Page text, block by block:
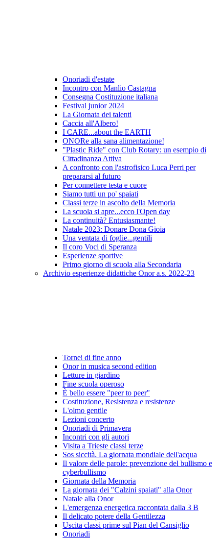
Onoriadi d'estate
Incontro con Manlio Castagna
Consegna Costituzione italiana
Festival junior 2024
La Giornata dei talenti
Caccia all'Albero!
I CARE...about the EARTH
ONORe alla sana alimentazione!
"Plastic Ride" con Club Rotary: un esempio di
Cittadinanza Attiva
A confronto con l'astrofisico Luca Perri per
prepararsi al futuro
Per connettere testa e cuore
Siamo tutti un po' spaiati
Classi terze in ascolto della Memoria
La scuola si apre...ecco l'Open day
La continuità? Entusiasmante!
Natale 2023: Donare Dona Gioia
Una ventata di foglie...gentili
Il coro Voci di Speranza
Esperienze sportive
Primo giorno di scuola alla Secondaria
Archivio esperienze didattiche Onor a.s. 2022-23
Tornei di fine anno
Onor in musica second edition
Letture in giardino
Fine scuola operoso
È bello essere "peer to peer"
Costituzione, Resistenza e resistenze
L'olmo gentile
Lezioni concerto
Onoriadi di Primavera
Incontri con gli autori
Visita a Trieste classi terze
Sos siccità. La giornata mondiale dell'acqua
Il valore delle parole: prevenzione del bullismo e
cyberbullismo
Giornata della Memoria
La giornata dei "Calzini spaiati" alla Onor
Natale alla Onor
L'emergenza energetica raccontata dalla 3 B
Il delicato potere della Gentilezza
Uscita classi prime sul Pian del Cansiglio
Onoriadi